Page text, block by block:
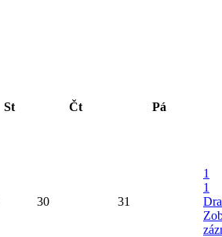
St Čt Pá
30 31
1
1